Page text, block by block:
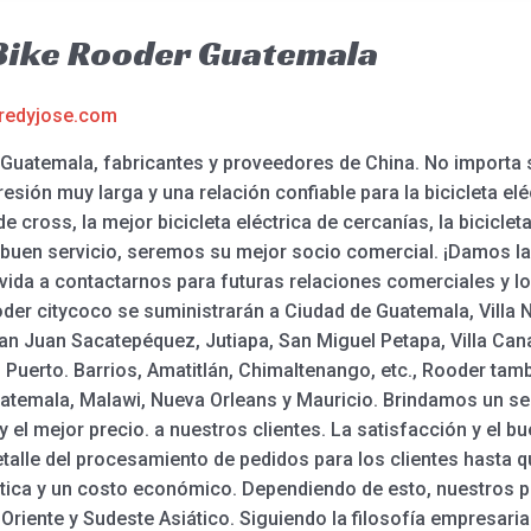
Rooder Guatemala
fabricantes y proveedores de China. No
muy larga y una relación confiable para la bicicleta
cross, la mejor bicicleta eléctrica de cercanías, la
servicio, seremos su mejor socio comercial. ¡Damos
a contactarnos para futuras relaciones comerciales y
citycoco se suministrarán a Ciudad de Guatemala, Villa
Juan Sacatepéquez, Jutiapa, San Miguel Petapa, Villa
Barrios, Amatitlán, Chimaltenango, etc., Rooder
Malawi, Nueva Orleans y Mauricio. Brindamos un
el mejor precio. a nuestros clientes. La satisfacción y el
del procesamiento de pedidos para los clientes hasta
y un costo económico. Dependiendo de esto, nuestros
y Sudeste Asiático. Siguiendo la filosofía